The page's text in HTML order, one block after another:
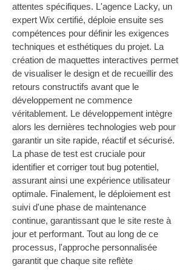
attentes spécifiques. L'agence Lacky, un
expert Wix certifié, déploie ensuite ses
compétences pour définir les exigences
techniques et esthétiques du projet. La
création de maquettes interactives permet
de visualiser le design et de recueillir des
retours constructifs avant que le
développement ne commence
véritablement. Le développement intègre
alors les dernières technologies web pour
garantir un site rapide, réactif et sécurisé.
La phase de test est cruciale pour
identifier et corriger tout bug potentiel,
assurant ainsi une expérience utilisateur
optimale. Finalement, le déploiement est
suivi d'une phase de maintenance
continue, garantissant que le site reste à
jour et performant. Tout au long de ce
processus, l'approche personnalisée
garantit que chaque site reflète